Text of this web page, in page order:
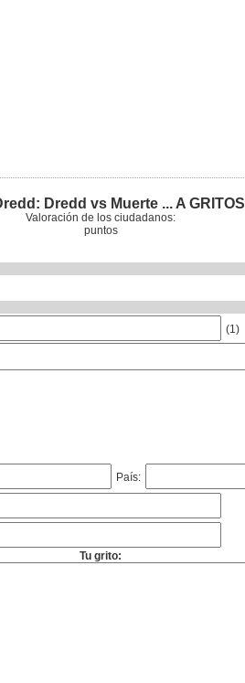
Dredd vs Muerte ... A GRITOS
Valoración de los ciudadanos:
puntos
(1)
País:
Tu grito: